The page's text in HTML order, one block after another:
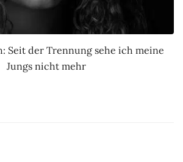
Seit der Trennung sehe ich meine
Jungs nicht mehr